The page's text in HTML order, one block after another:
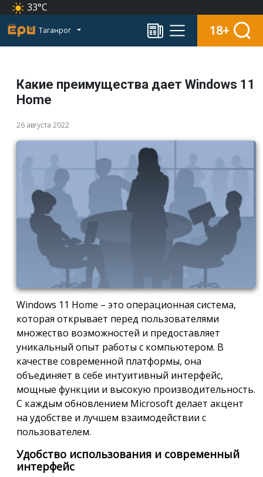
33°C
Таганрог 18+
Какие преимущества дает Windows 11
Home
26 августа 2022
Windows 11 Home – это операционная система,
которая открывает перед пользователями
множество возможностей и предоставляет
уникальный опыт работы с компьютером. В
качестве современной платформы, она
объединяет в себе интуитивный интерфейс,
мощные функции и высокую производительность.
С каждым обновлением Microsoft делает акцент
на удобстве и лучшем взаимодействии с
пользователем.
Удобство использования и современный
интерфейс